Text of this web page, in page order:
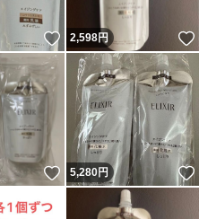
いいね！
2,598円
いいね！
5,280円